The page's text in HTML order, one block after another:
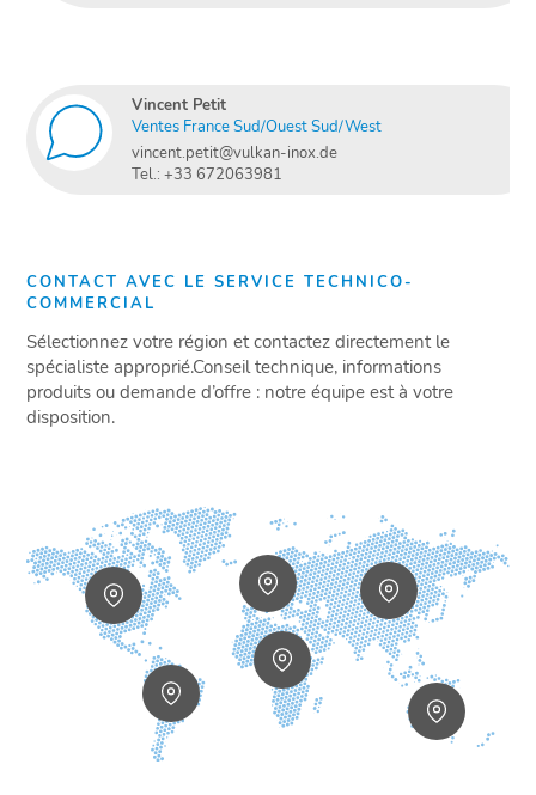
Vincent Petit
Ventes France Sud/Ouest Sud/West
vincent.petit@vulkan-inox.de
Tel.: +33 672063981
CONTACT AVEC LE SERVICE TECHNICO-
COMMERCIAL
Sélectionnez votre région et contactez directement le
spécialiste approprié.Conseil technique, informations
produits ou demande d’offre : notre équipe est à votre
disposition.